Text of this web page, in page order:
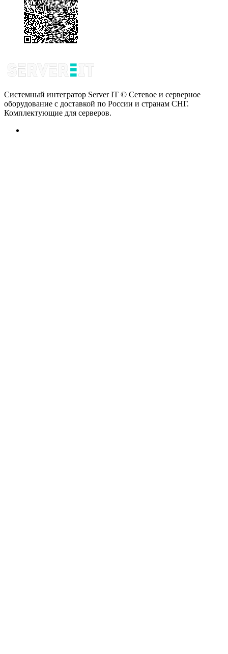
Системный интегратор Server IT © Сетевое и серверное
оборудование с доставкой по России и странам СНГ.
Комплектующие для серверов.